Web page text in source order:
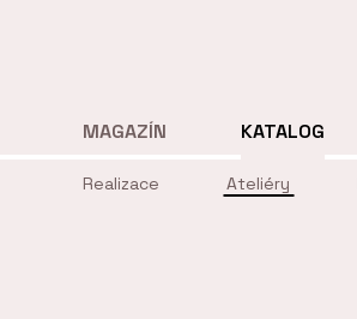
MAGAZÍN KATALOG
Realizace Ateliéry